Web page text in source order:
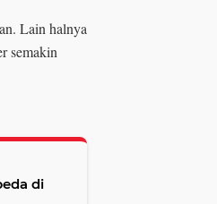
Lain halnya
semakin
di